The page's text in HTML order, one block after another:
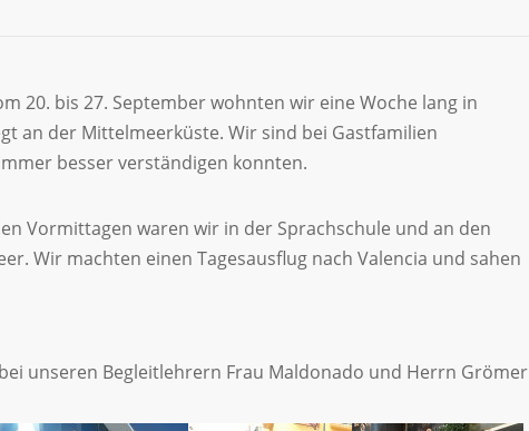
20. bis 27. September wohnten wir eine Woche lang in
an der Mittelmeerküste. Wir sind bei Gastfamilien
besser verständigen konnten.
Vormittagen waren wir in der Sprachschule und an den
Wir machten einen Tagesausflug nach Valencia und sahen
unseren Begleitlehrern Frau Maldonado und Herrn Grömer